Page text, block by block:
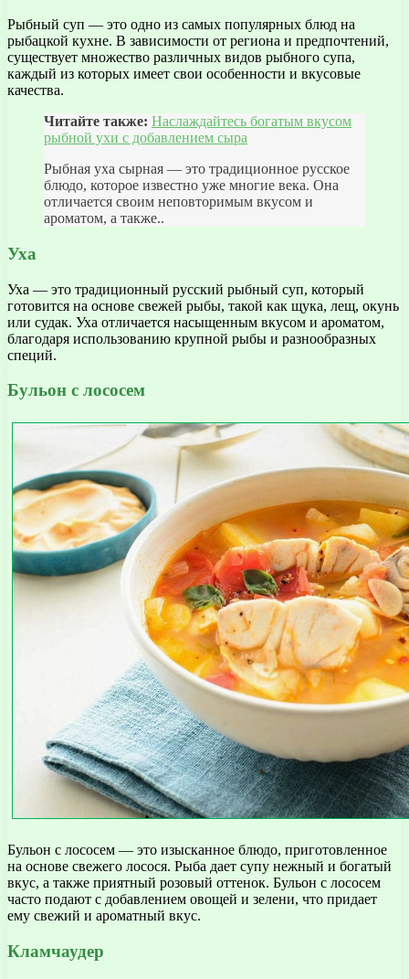
Рыбный суп — это одно из самых популярных блюд на
рыбацкой кухне. В зависимости от региона и предпочтений,
существует множество различных видов рыбного супа,
каждый из которых имеет свои особенности и вкусовые
качества.
Читайте также: Наслаждайтесь богатым вкусом
рыбной ухи с добавлением сыра
Рыбная уха сырная — это традиционное русское
блюдо, которое известно уже многие века. Она
отличается своим неповторимым вкусом и
ароматом, а также..
Уха
Уха — это традиционный русский рыбный суп, который
готовится на основе свежей рыбы, такой как щука, лещ, окунь
или судак. Уха отличается насыщенным вкусом и ароматом,
благодаря использованию крупной рыбы и разнообразных
специй.
Бульон с лососем
Бульон с лососем — это изысканное блюдо, приготовленное
на основе свежего лосося. Рыба дает супу нежный и богатый
вкус, а также приятный розовый оттенок. Бульон с лососем
часто подают с добавлением овощей и зелени, что придает
ему свежий и ароматный вкус.
Кламчаудер